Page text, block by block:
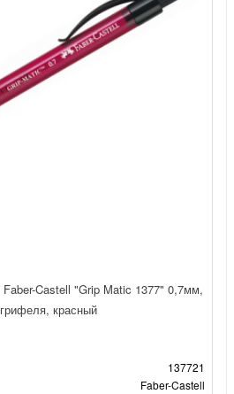
Castell "Grip Matic 1377" 0,7мм,
красный
137721
Faber-Castell